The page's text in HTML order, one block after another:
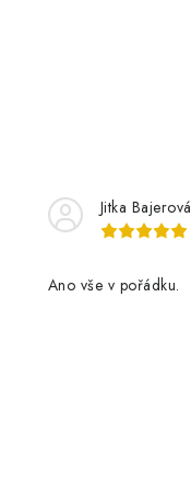
Jitka Bajerová
Ano vše v pořádku.